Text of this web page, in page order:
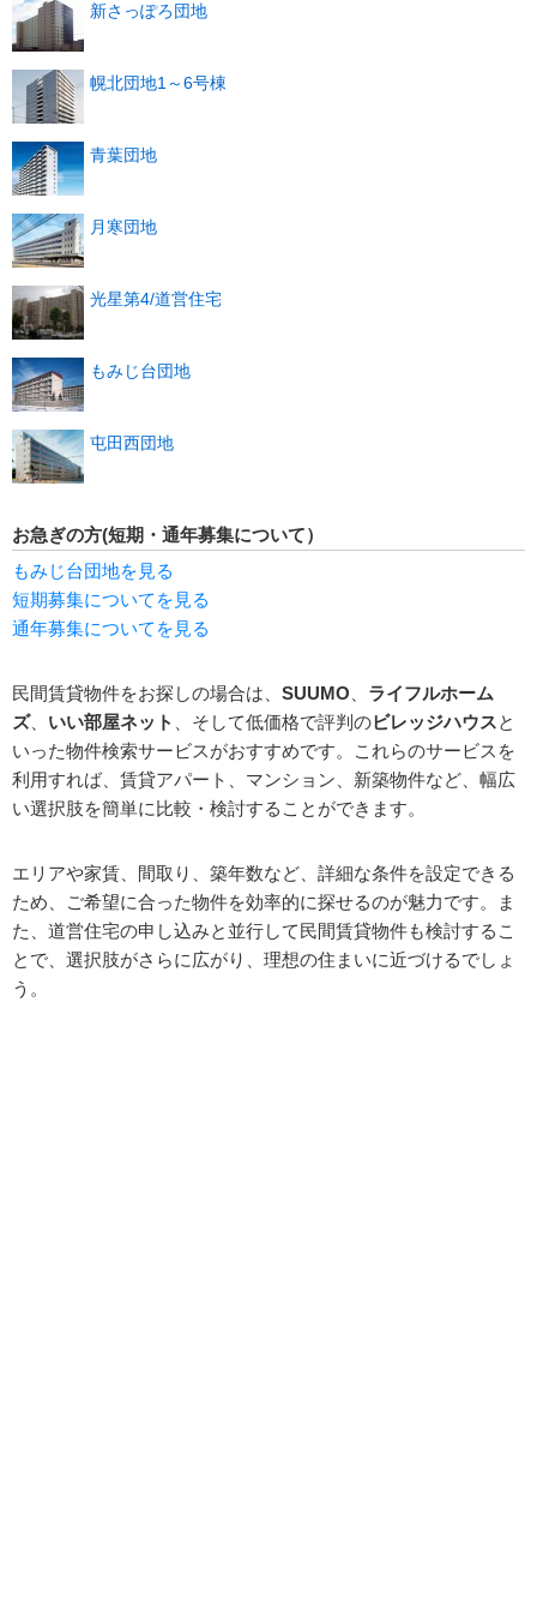
新さっぽろ団地
幌北団地1～6号棟
青葉団地
月寒団地
光星第4/道営住宅
もみじ台団地
屯田西団地
お急ぎの方(短期・通年募集について）
もみじ台団地を見る
短期募集についてを見る
通年募集についてを見る
民間賃貸物件をお探しの場合は、 SUUMO、 ライフルホーム
ズ、 いい部屋ネット 、そして低価格で評判のビレッジハウスと
いった物件検索サービスがおすすめです。これらのサービスを
利用すれば、賃貸アパート、マンション、新築物件など、幅広
い選択肢を簡単に比較・検討することができます。
エリアや家賃、間取り、築年数など、詳細な条件を設定できる
ため、ご希望に合った物件を効率的に探せるのが魅力です。ま
た、道営住宅の申し込みと並行して民間賃貸物件も検討するこ
とで、選択肢がさらに広がり、理想の住まいに近づけるでしょ
う。